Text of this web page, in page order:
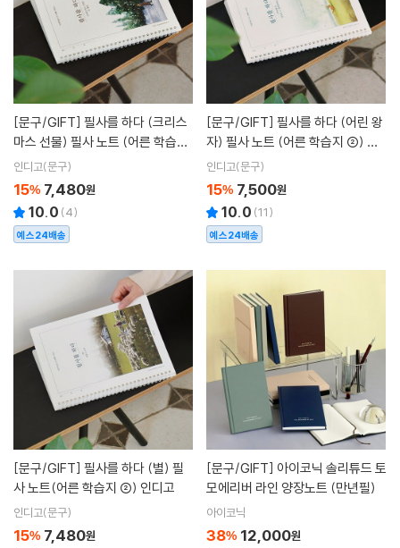
[문구/GIFT]
마스 선물) 필사 노트 (어른 학습지
②) 인디고
인디고(문구)
15% 7,480원
10.0 (4)
예스24배송
[문구/GIFT]
자) 필사 노트 (어른 학습지 ②) 인
디고
인디고(문구)
15% 7,500원
10.0 (11)
예스24배송
[문구/GIFT]
사 노트(어른 학습지 ②) 인디고
인디고(문구)
15% 7,480원
[문구/GIFT]
모에리버 라인 양장노트 (만년필)
아이코닉
38% 12,000원